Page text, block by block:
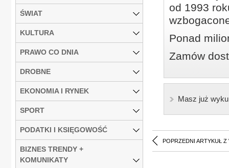
od 1993
Ponad
Zamów
Masz już
POPRZEDNI ARTYKUŁ Z
ŚWIAT
KULTURA
PRAWO CO DNIA
DROBNE
EKONOMIA I RYNEK
SPORT
PODATKI I KSIĘGOWOŚĆ
BIZNES TRENDY +
KOMUNIKATY